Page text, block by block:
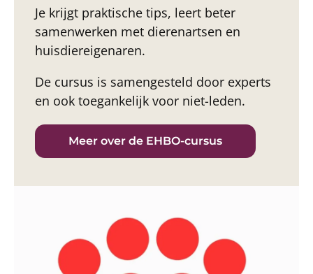
Je krijgt praktische tips, leert beter
samenwerken met dierenartsen en
huisdiereigenaren.
De cursus is samengesteld door experts
en ook toegankelijk voor niet-leden.
Meer over de EHBO-cursus